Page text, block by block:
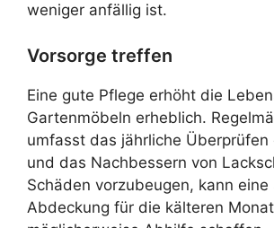
weniger anfällig ist.
Vorsorge treffen
Eine gute Pflege erhöht die
Gartenmöbeln erheblich.
umfasst das jährliche
und das Nachbessern von
Schäden vorzubeugen, kann
Abdeckung für die kälteren